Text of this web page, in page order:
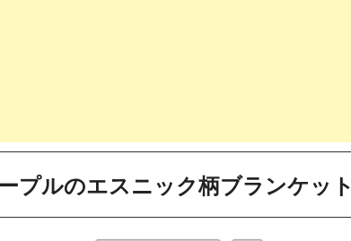
プルのエスニック柄ブランケット